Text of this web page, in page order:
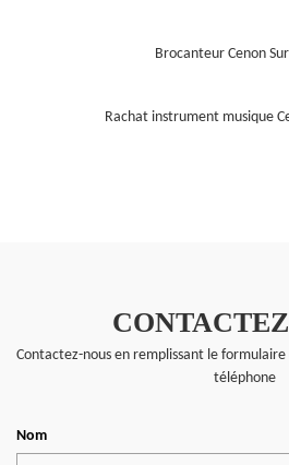
Brocanteur Cenon
Rachat instrument musique
Contactez-nous en remplissant le
téléphone
Nom